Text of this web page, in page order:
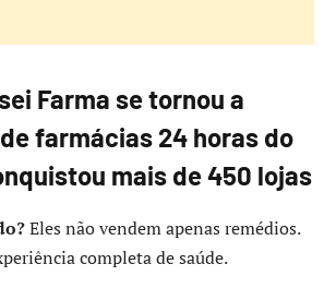
Farma se tornou a
farmácias 24 horas do
mais de 450 lojas
Eles não vendem apenas remédios.
completa de saúde.